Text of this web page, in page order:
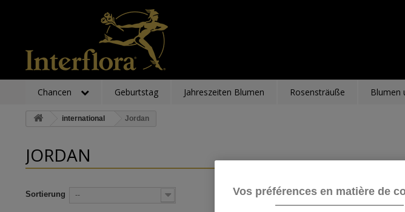
Chancen Geburtstag Jahreszeiten Blumen Rosensträuße Blumen
international Jordan
JORDAN
Sortierung -- Vos préférences en matière de